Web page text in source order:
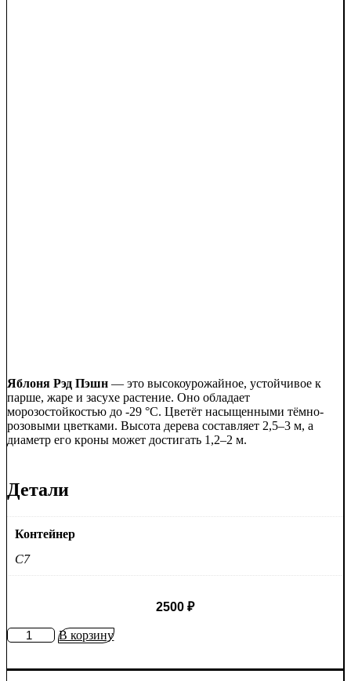
Яблоня Рэд Пэшн — это высокоурожайное, устойчивое к
парше, жаре и засухе растение. Оно обладает
морозостойкостью до -29 °C. Цветёт насыщенными тёмно-
розовыми цветками. Высота дерева составляет 2,5–3 м, а
диаметр его кроны может достигать 1,2–2 м.
Детали
Контейнер
C7
2500 ₽
КоличествоВ корзину